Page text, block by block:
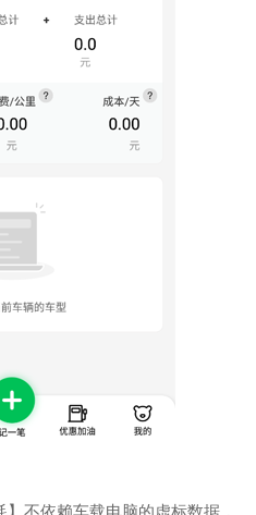
】不依赖车载电脑的虚标数据，